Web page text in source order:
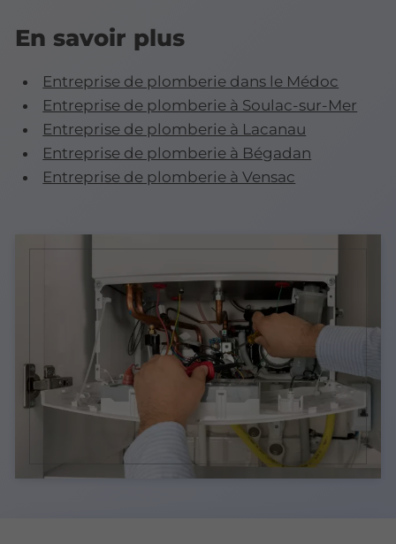
En savoir plus
Entreprise de plomberie dans le Médoc
Entreprise de plomberie à Soulac-sur-Mer
Entreprise de plomberie à Lacanau
Entreprise de plomberie à Bégadan
Entreprise de plomberie à Vensac